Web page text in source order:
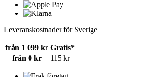
Leveranskostnader för Sverige
från 1 099 kr Gratis*
från 0 kr
115 kr